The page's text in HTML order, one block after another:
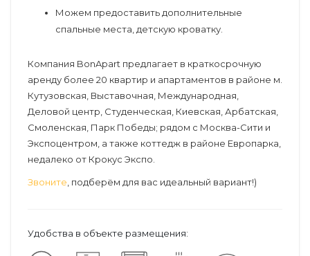
Можем предоставить дополнительные
спальные места, детскую кроватку.
Компания BonApart предлагает в краткосрочную
аренду более 20 квартир и апартаментов в районе м.
Кутузовская, Выставочная, Международная,
Деловой центр, Студенческая, Киевская, Арбатская,
Смоленская, Парк Победы; рядом с Москва-Сити и
Экспоцентром, а также коттедж в районе Европарка,
недалеко от Крокус Экспо.
Звоните , подберём для вас идеальный вариант!)
Удобства в объекте размещения: